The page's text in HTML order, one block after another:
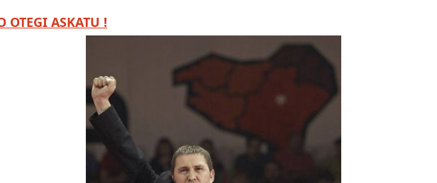
OTEGI ASKATU !